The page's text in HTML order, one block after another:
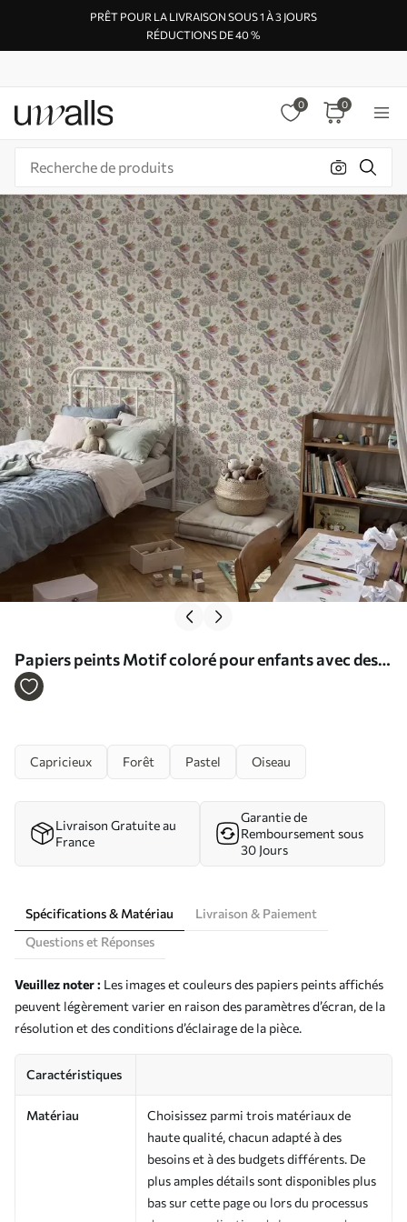
PRÊT POUR LA LIVRAISON SOUS 1 À 3 JOURS
RÉDUCTIONS DE 40 %
0 0
Papiers peints Motif coloré pour enfants avec des
oiseaux et des lapins Nr. a01127
Capricieux Forêt Pastel Oiseau
Livraison Gratuite au
France
Garantie de
Remboursement sous
30 Jours
Spécifications & Matériau
Livraison & Paiement
Questions et Réponses
Veuillez noter : Les images et couleurs des papiers peints affichés
peuvent légèrement varier en raison des paramètres d’écran, de la
résolution et des conditions d’éclairage de la pièce.
Caractéristiques
Matériau
Choisissez parmi trois matériaux de
haute qualité, chacun adapté à des
besoins et à des budgets différents. De
plus amples détails sont disponibles plus
bas sur cette page ou lors du processus